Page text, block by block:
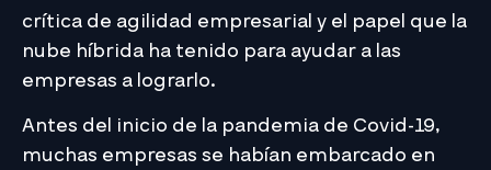
crítica de agilidad empresarial y el papel que la
nube híbrida ha tenido para ayudar a las
empresas a lograrlo.
Antes del inicio de la pandemia de Covid-19,
muchas empresas se habían embarcado en